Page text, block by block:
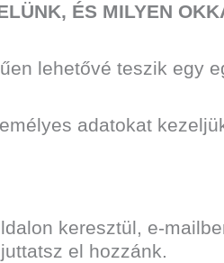
ÉS MILYEN
lehetővé teszik egy
adatokat
keresztül, e-
el hozzánk.